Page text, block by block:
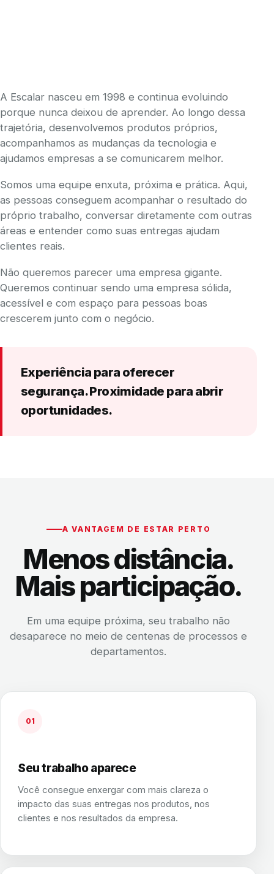
A Escalar nasceu em 1998 e continua evoluindo
porque nunca deixou de aprender. Ao longo dessa
trajetória, desenvolvemos produtos próprios,
acompanhamos as mudanças da tecnologia e
ajudamos empresas a se comunicarem melhor.
Somos uma equipe enxuta, próxima e prática. Aqui,
as pessoas conseguem acompanhar o resultado do
próprio trabalho, conversar diretamente com outras
áreas e entender como suas entregas ajudam
clientes reais.
Não queremos parecer uma empresa gigante.
Queremos continuar sendo uma empresa sólida,
acessível e com espaço para pessoas boas
crescerem junto com o negócio.
Experiência para oferecer
segurança. Proximidade para abrir
oportunidades.
A VANTAGEM DE ESTAR PERTO
Menos distância.
Mais participação.
Em uma equipe próxima, seu trabalho não
desaparece no meio de centenas de processos e
departamentos.
01
Seu trabalho aparece
Você consegue enxergar com mais clareza o
impacto das suas entregas nos produtos, nos
clientes e nos resultados da empresa.